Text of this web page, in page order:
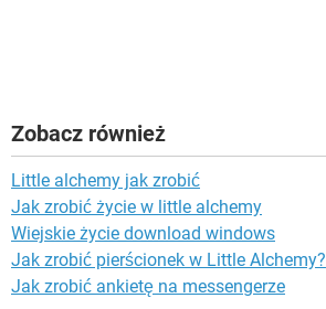
Zobacz również
Little alchemy jak zrobić
Jak zrobić życie w little alchemy
Wiejskie życie download windows
Jak zrobić pierścionek w Little Alchemy?
Jak zrobić ankietę na messengerze